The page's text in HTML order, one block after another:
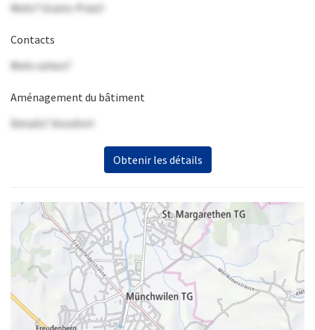
Mehr? Gratis-Präsi!
Contacts
Mehr sehen?
Aménagement du bâtiment
Details? Anrufen!
Obtenir les détails